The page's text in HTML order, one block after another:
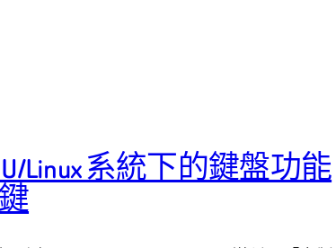
Linux 系統下的鍵盤功能